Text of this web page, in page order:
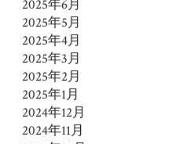
2025年6月
2025年5月
2025年4月
2025年3月
2025年2月
2025年1月
2024年12月
2024年11月